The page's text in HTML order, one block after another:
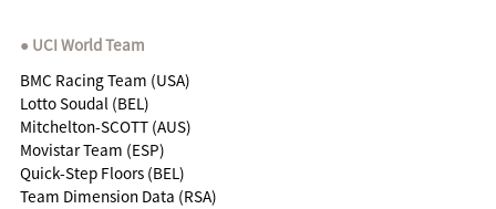
UCI World Team
BMC Racing Team (USA)
Lotto Soudal (BEL)
Mitchelton-SCOTT (AUS)
Movistar Team (ESP)
Quick-Step Floors (BEL)
Team Dimension Data (RSA)